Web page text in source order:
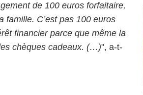
de 100 euros forfaitaire,
famille. C’est pas 100 euros
financier parce que même la
chèques cadeaux. (…)", a-t-